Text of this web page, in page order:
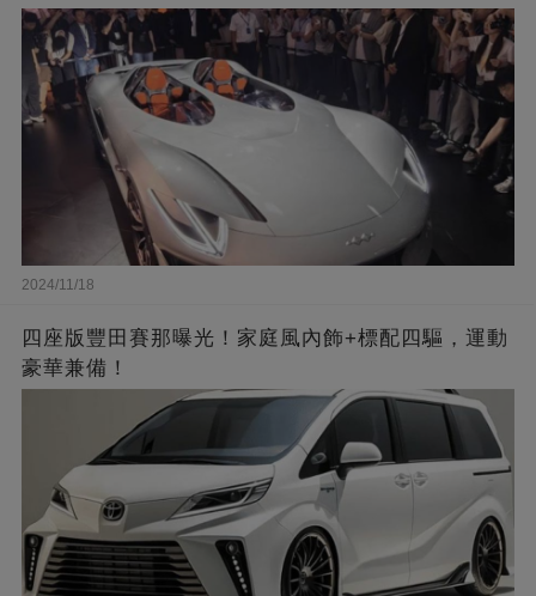
2024/11/18
四座版豐田賽那曝光！家庭風內飾+標配四驅，運動
豪華兼備！